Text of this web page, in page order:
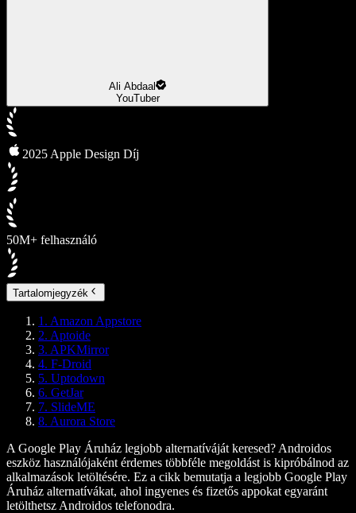
Ali Abdaal
YouTuber
2025 Apple Design Díj
50M+ felhasználó
Tartalomjegyzék
1. Amazon Appstore
2. Aptoide
3. APKMirror
4. F-Droid
5. Uptodown
6. GetJar
7. SlideME
8. Aurora Store
A Google Play Áruház legjobb alternatíváját keresed? Androidos
eszköz használójaként érdemes többféle megoldást is kipróbálnod az
alkalmazások letöltésére. Ez a cikk bemutatja a legjobb Google Play
Áruház alternatívákat, ahol ingyenes és fizetős appokat egyaránt
letölthetsz Androidos telefonodra.